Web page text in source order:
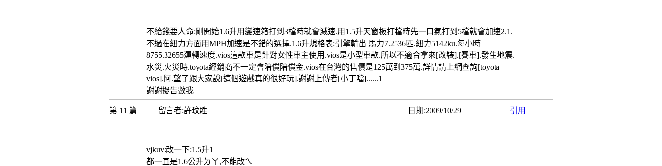
不給錢要人命:剛開始1.6升用變速箱打到3檔時就會減速.用1.5升天窗板打檔時先一口氣打到5檔就會加速2.1.
不過在紐力方面用MPH加速是不錯的選擇.1.6升規格表:引擎輸出 馬力7.2536匹.紐力5142ku.每小時
8755.32655運轉速度.vios這款車是針對女性車主使用.vios是小型車款.所以不適合拿來[改裝].[賽車].發生地震.
水災.火災時.toyota經銷商不一定會陪償陪償金.vios在台灣的售價是125萬到375萬.詳情請上網查詢[toyota
vios].阿.望了跟大家說[這個遊戲真的很好玩].謝謝上傳者[小丁噹]......1
謝謝擬告數我
第 11 篇 留言者:許玟貹 日期:2009/10/29 引用
vjkuv:改一下:1.5升1
都一直是1.6公升ㄉㄚ,不能改ㄟ